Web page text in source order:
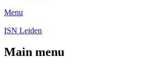
Menu
ISN Leiden
Main menu